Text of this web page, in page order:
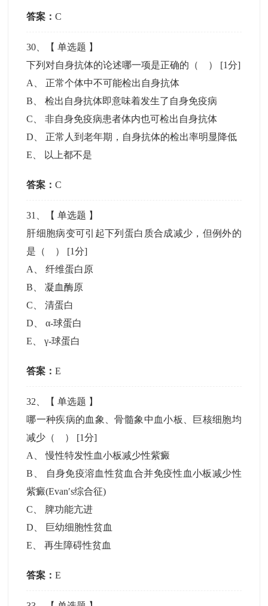
答案：C
30 、【单选题 】
下列对自身抗体的论述哪一项是正确的（ ） [1分]
A
正常个体中不可能检出自身抗体
B 、检出自身抗体即意味着发生了自身免疫病
C 、非自身免疫病患者体内也可检出自身抗体
D
正常人到老年期，自身抗体的检出率明显降低
E
以上都不是
答案：C
31 、【单选题 】
肝细胞病变可引起下列蛋白质合成减少，但例外的
是（ ） [1分]
A
、纤维蛋白原
B 、凝血酶原
C 、清蛋白
D 、α-球蛋白
E 、γ-球蛋白
答案：E
32 、【单选题 】
哪一种疾病的血象、骨髓象中血小板、巨核细胞均
减少（ ） [1分]
A
、慢性特发性血小板减少性紫癜
B
自身免疫溶血性贫血合并免疫性血小板减少性
紫癜(Evan′s综合征)
C
脾功能亢进
D
巨幼细胞性贫血
E 、再生障碍性贫血
答案：E